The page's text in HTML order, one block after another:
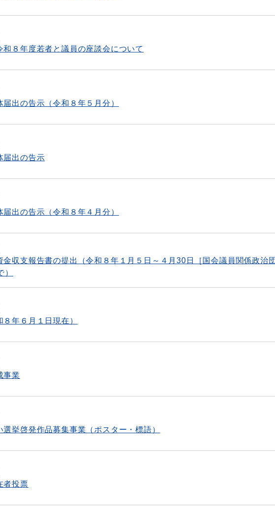
和８年度若者と議員の座談会について
届出の告示（令和８年５月分）
届出の告示
届出の告示（令和８年４月分）
金収支報告書の提出（令和８年１月５日～４月30日［国会議員関係政治
年６月１日現在）
事業
挙啓発作品募集事業（ポスター・標語）
者投票